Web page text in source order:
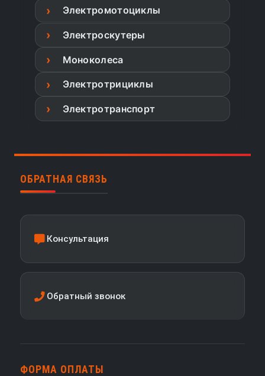
Электромотоциклы
Электроскутеры
Моноколеса
Электротрициклы
Электротранспорт
ОБРАТНАЯ СВЯЗЬ
Консультация
Обратный звонок
ФОРМА ОПЛАТЫ